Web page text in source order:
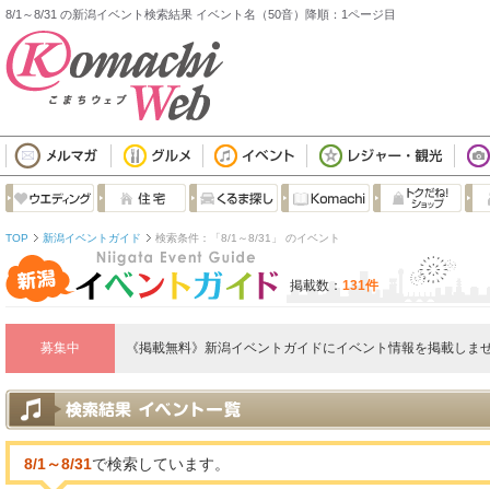
8/1～8/31 の新潟イベント検索結果 イベント名（50音）降順：1ページ目
TOP 新潟イベントガイド 検索条件：「8/1～8/31」 のイベント
掲載数： 131件
募集中 《掲載無料》新潟イベントガイドにイベント情報を掲載しま
8/1～8/31で検索しています。